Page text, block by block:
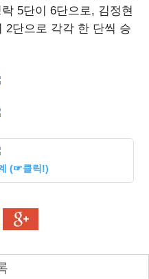
5단이 6단으로, 김정현
2단으로 각각 한 단씩 승
(☞클릭!)